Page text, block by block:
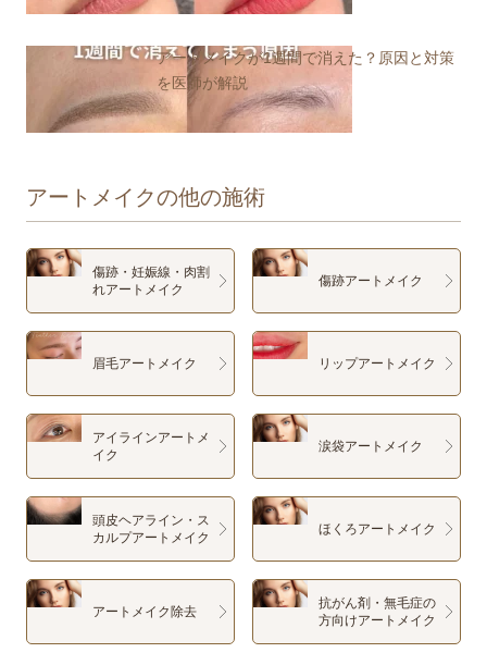
アートメイクが1週間で消えた？原因と対策
を医師が解説
アートメイクの他の施術
傷跡・妊娠線・肉割
れアートメイク
傷跡アートメイク
眉毛アートメイク リップアートメイク
アイラインアートメ
イク
涙袋アートメイク
頭皮ヘアライン・ス
カルプアートメイク
ほくろアートメイク
アートメイク除去
抗がん剤・無毛症の
方向けアートメイク